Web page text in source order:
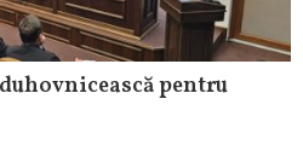
pentru